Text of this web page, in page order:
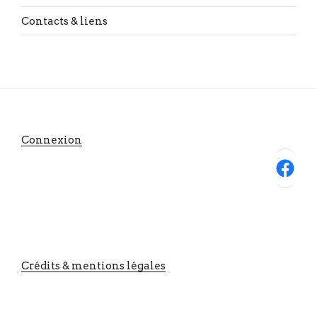
Contacts & liens
Connexion
Facebook
Crédits & mentions légales